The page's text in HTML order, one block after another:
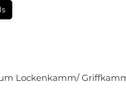
Lockenkamm/